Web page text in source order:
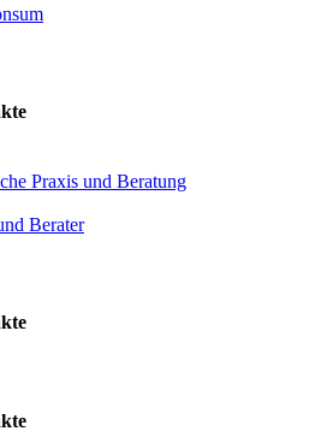
Pra­xis und Be­ra­tung
Be­ra­ter